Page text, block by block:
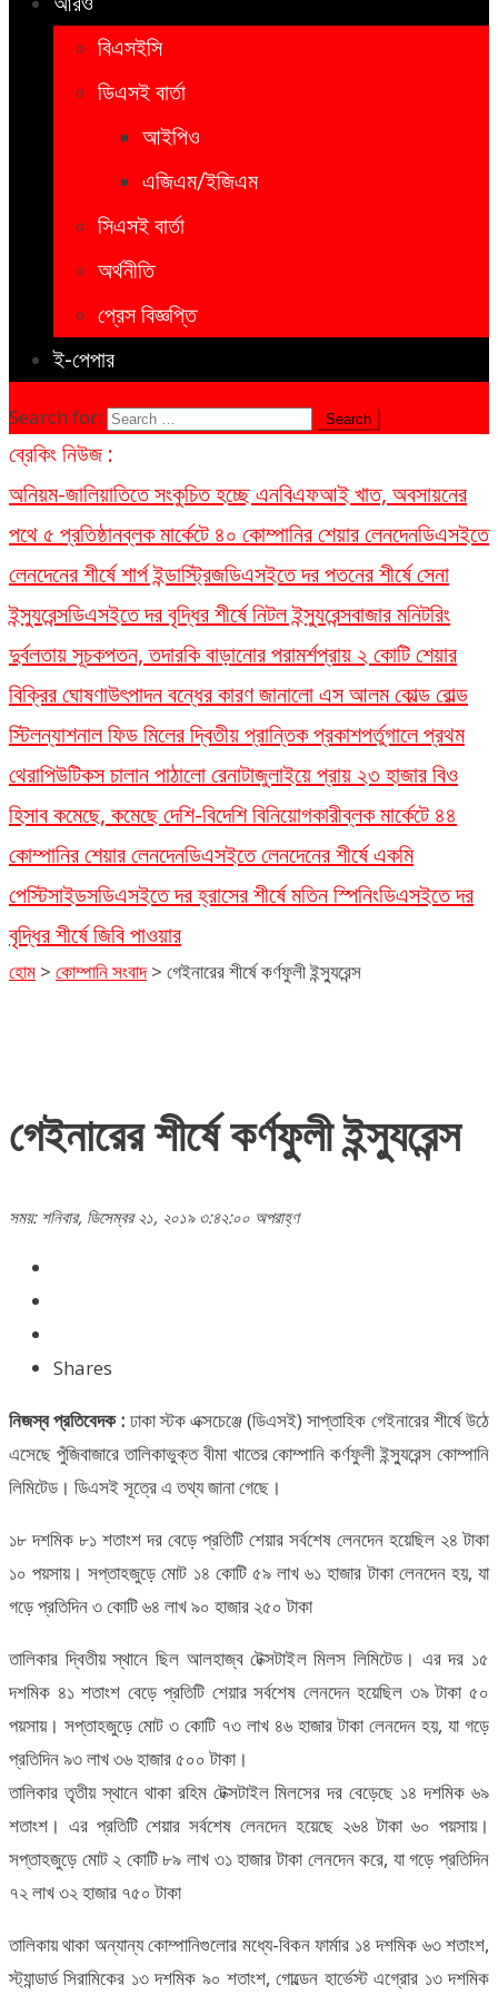
বিএসইসি
ডিএসই বার্তা
আইপিও
এজিএম/ইজিএম
সিএসই বার্তা
অর্থনীতি
প্রেস বিজ্ঞপ্তি
ই-পেপার
Search for:
ব্রেকিং নিউজ :
অনিয়ম-জালিয়াতিতে সংকুচিত হচ্ছে এনবিএফআই খাত, অবসায়নের
পথে ৫ প্রতিষ্ঠানব্লক মার্কেটে ৪০ কোম্পানির শেয়ার লেনদেনডিএসইতে
লেনদেনের শীর্ষে শার্প ইন্ডাস্ট্রিজডিএসইতে দর পতনের শীর্ষে সেনা
ইন্স্যুরেন্সডিএসইতে দর বৃদ্ধির শীর্ষে নিটল ইন্স্যুরেন্সবাজার মনিটরিং
দুর্বলতায় সূচকপতন, তদারকি বাড়ানোর পরামর্শপ্রায় ২ কোটি শেয়ার
বিক্রির ঘোষণাউৎপাদন বন্ধের কারণ জানালো এস আলম কোল্ড রোল্ড
স্টিলন্যাশনাল ফিড মিলের দ্বিতীয় প্রান্তিক প্রকাশপর্তুগালে প্রথম
থেরাপিউটিকস চালান পাঠালো রেনাটাজুলাইয়ে প্রায় ২৩ হাজার বিও
হিসাব কমেছে, কমেছে দেশি-বিদেশি বিনিয়োগকারীব্লক মার্কেটে ৪৪
কোম্পানির শেয়ার লেনদেনডিএসইতে লেনদেনের শীর্ষে একমি
পেস্টিসাইডসডিএসইতে দর হ্রাসের শীর্ষে মতিন স্পিনিংডিএসইতে দর
বৃদ্ধির শীর্ষে জিবি পাওয়ার
হোম > কোম্পানি সংবাদ > গেইনারের শীর্ষে কর্ণফুলী ইন্স্যুরেন্স
গেইনারের শীর্ষে কর্ণফুলী ইন্স্যুরেন্স
সময়: শনিবার, ডিসেম্বর ২১, ২০১৯ ৩:৪২:০০ অপরাহ্ণ
Shares
নিজস্ব প্রতিবেদক : ঢাকা স্টক এক্সচেঞ্জে (ডিএসই) সাপ্তাহিক গেইনারের শীর্ষে উঠে
এসেছে পুঁজিবাজারে তালিকাভুক্ত বীমা খাতের কোম্পানি কর্ণফুলী ইন্স্যুরেন্স কোম্পানি
লিমিটেড। ডিএসই সূত্রে এ তথ্য জানা গেছে।
১৮ দশমিক ৮১ শতাংশ দর বেড়ে প্রতিটি শেয়ার সর্বশেষ লেনদেন হয়েছিল ২৪ টাকা
১০ পয়সায়। সপ্তাহজুড়ে মোট ১৪ কোটি ৫৯ লাখ ৬১ হাজার টাকা লেনদেন হয়, যা
গড়ে প্রতিদিন ৩ কোটি ৬৪ লাখ ৯০ হাজার ২৫০ টাকা
তালিকার দ্বিতীয় স্থানে ছিল আলহাজ্ব টেক্সটাইল মিলস লিমিটেড। এর দর ১৫
দশমিক ৪১ শতাংশ বেড়ে প্রতিটি শেয়ার সর্বশেষ লেনদেন হয়েছিল ৩৯ টাকা ৫০
পয়সায়। সপ্তাহজুড়ে মোট ৩ কোটি ৭৩ লাখ ৪৬ হাজার টাকা লেনদেন হয়, যা গড়ে
প্রতিদিন ৯৩ লাখ ৩৬ হাজার ৫০০ টাকা।
তালিকার তৃতীয় স্থানে থাকা রহিম টেক্সটাইল মিলসের দর বেড়েছে ১৪ দশমিক ৬৯
শতাংশ। এর প্রতিটি শেয়ার সর্বশেষ লেনদেন হয়েছে ২৬৪ টাকা ৬০ পয়সায়।
সপ্তাহজুড়ে মোট ২ কোটি ৮৯ লাখ ৩১ হাজার টাকা লেনদেন করে, যা গড়ে প্রতিদিন
৭২ লাখ ৩২ হাজার ৭৫০ টাকা
তালিকায় থাকা অন্যান্য কোম্পানিগুলোর মধ্যে-বিকন ফার্মার ১৪ দশমিক ৬৩ শতাংশ,
স্ট্যান্ডার্ড সিরামিকের ১৩ দশমিক ৯০ শতাংশ, গোল্ডেন হার্ভেস্ট এগ্রোর ১৩ দশমিক